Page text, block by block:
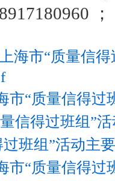
；
海市“质量信
市“质量信得过
信得过班组”
班组”活动主
市“质量信得过